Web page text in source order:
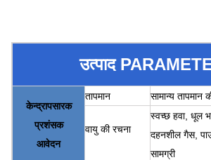
उत्पाद
केन्द्रापसारक
प्रशंसक
आवेदन
तापमान सामान्य तापमान
वायु की रचना
स्वच्छ हवा, धूल
दहनशील गैस,
सामग्री